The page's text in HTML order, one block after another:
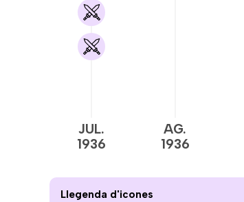
JUL.
1936
AG.
1936
Llegenda d'icones